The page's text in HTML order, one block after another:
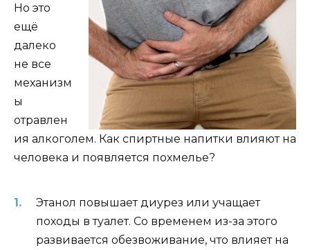
Но это
ещё
далеко
не все
механизм
ы
отравлен
ия алкоголем. Как спиртные напитки влияют на
человека и появляется похмелье?
Этанол повышает диурез или учащает
походы в туалет. Со временем из-за этого
развивается обезвоживание, что влияет на